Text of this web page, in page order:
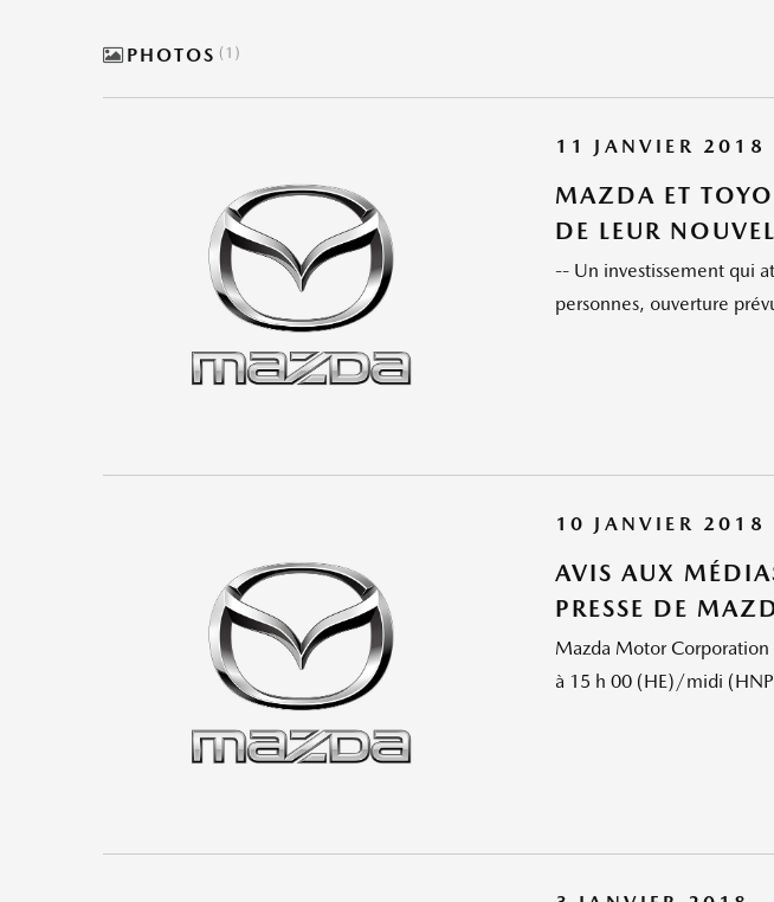
PHOTOS 1
11 JANVIER 2018
MAZDA ET
DE LEUR
-- Un investissement qui
personnes, ouverture
10 JANVIER 2018
AVIS AUX
PRESSE DE
Mazda Motor
à 15 h 00 (HE)/midi